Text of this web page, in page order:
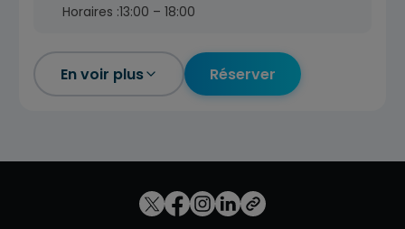
Horaires :13:00 – 18:00
En voir plus Réserver